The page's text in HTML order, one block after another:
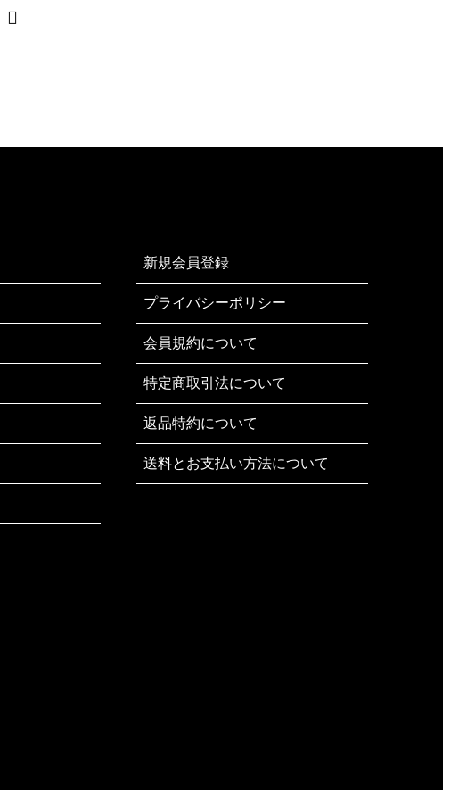
新規会員登録
プライバシーポリシー
会員規約について
特定商取引法について
返品特約について
送料とお支払い方法について